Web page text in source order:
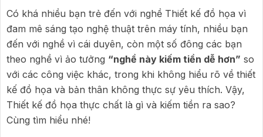
Có khá nhiều bạn trẻ đến với nghề Thiết kế đồ họa vì
đam mê sáng tạo nghệ thuật trên máy tính, nhiều bạn
đến với nghề vì cái duyên, còn một số đông các bạn
theo nghề vì ảo tưởng “nghề này kiếm tiền dễ hơn” so
với các công việc khác, trong khi không hiểu rõ về thiết
kế đồ họa và bản thân không thực sự yêu thích. Vậy,
Thiết kế đồ họa thực chất là gì và kiếm tiền ra sao?
Cùng tìm hiểu nhé!